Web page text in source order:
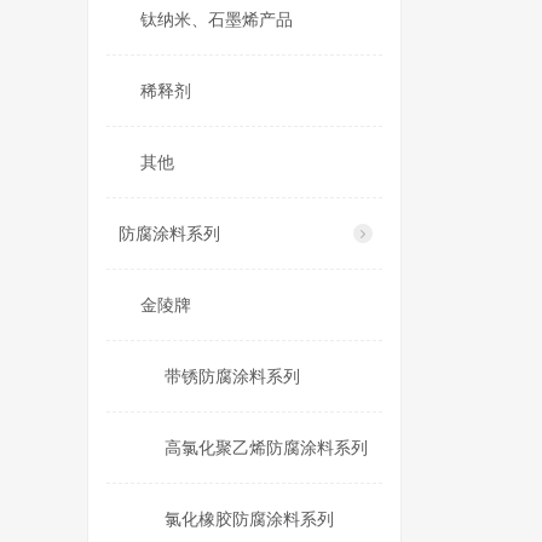
钛纳米、石墨烯产品
稀释剂
其他
防腐涂料系列
金陵牌
带锈防腐涂料系列
高氯化聚乙烯防腐涂料系列
氯化橡胶防腐涂料系列